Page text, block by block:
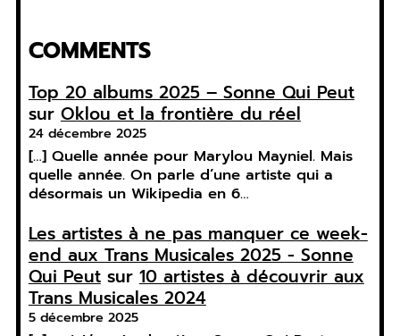
COMMENTS
Top 20 albums 2025 – Sonne Qui Peut
surOklou et la frontière du réel
24 décembre 2025
[…] Quelle année pour Marylou Mayniel. Mais
quelle année. On parle d’une artiste qui a
désormais un Wikipedia en 6…
Les artistes à ne pas manquer ce week-
end aux Trans Musicales 2025 - Sonne
Qui Peutsur10 artistes à découvrir aux
Trans Musicales 2024
5 décembre 2025